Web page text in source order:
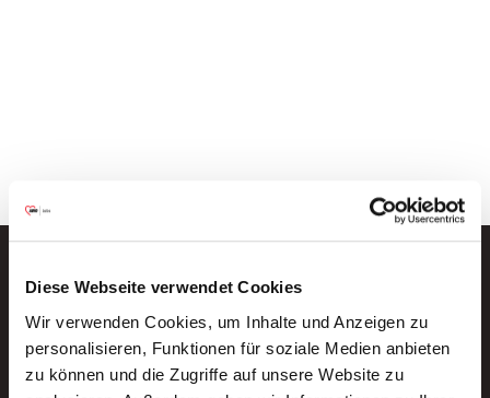
Diese Webseite verwendet Cookies
Wir verwenden Cookies, um Inhalte und Anzeigen zu
personalisieren, Funktionen für soziale Medien anbieten
zu können und die Zugriffe auf unsere Website zu
Neue Stellen per E-Mail.
Ein kostenloser Service von AWO